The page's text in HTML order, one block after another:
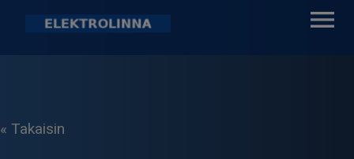
« Takaisin